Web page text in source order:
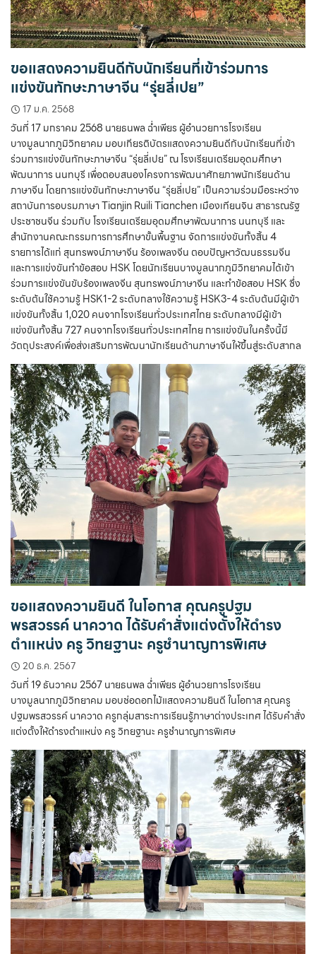
ขอแสดงความยินดีกับนักเรียนที่เข้าร่วมการ
แข่งขันทักษะภาษาจีน “รุ่ยลี่เปย”
17 ม.ค. 2568
วันที่ 17 มกราคม 2568 นายธนพล ฉ่ำเพียร ผู้อำนวยการโรงเรียน
บางมูลนากภูมิวิทยาคม มอบเกียรติบัตรแสดงความยินดีกับนักเรียนที่เข้า
ร่วมการแข่งขันทักษะภาษาจีน “รุ่ยลี่เปย” ณ โรงเรียนเตรียมอุดมศึกษา
พัฒนาการ นนทบุรี เพื่อตอบสนองโครงการพัฒนาศักยภาพนักเรียนด้าน
ภาษาจีน โดยการแข่งขันทักษะภาษาจีน “รุ่ยลี่เปย” เป็นความร่วมมือระหว่าง
สถาบันการอบรมภาษา Tianjin Ruili Tianchen เมืองเทียนจิน สาธารณรัฐ
ประชาชนจีน ร่วมกับ โรงเรียนเตรียมอุดมศึกษาพัฒนาการ นนทบุรี และ
สำนักงานคณะกรรมการการศึกษาขั้นพื้นฐาน จัดการแข่งขันทั้งสิ้น 4
รายการได้แก่ สุนทรพจน์ภาษาจีน ร้องเพลงจีน ตอบปัญหาวัฒนธรรมจีน
และการแข่งขันทำข้อสอบ HSK โดยนักเรียนบางมูลนากภูมิวิทยาคมได้เข้า
ร่วมการแข่งขันขับร้องเพลงจีน สุนทรพจน์ภาษาจีน และทำข้อสอบ HSK ซึ่ง
ระดับต้นใช้ความรู้ HSK1-2 ระดับกลางใช้ความรู้ HSK3-4 ระดับต้นมีผู้เข้า
แข่งขันทั้งสิ้น 1,020 คนจากโรงเรียนทั่วประเทศไทย ระดับกลางมีผู้เข้า
แข่งขันทั้งสิ้น 727 คนจากโรงเรียนทั่วประเทศไทย การแข่งขันในครั้งนี้มี
วัตถุประสงค์เพื่อส่งเสริมการพัฒนานักเรียนด้านภาษาจีนให้ขึ้นสู่ระดับสากล
ขอแสดงความยินดี ในโอกาส คุณครูปฐม
พรสวรรค์ นาควาด ได้รับคำสั่งแต่งตั้งให้ดำรง
ตำแหน่ง ครู วิทยฐานะ ครูชำนาญการพิเศษ
20 ธ.ค. 2567
วันที่ 19 ธันวาคม 2567 นายธนพล ฉ่ำเพียร ผู้อำนวยการโรงเรียน
บางมูลนากภูมิวิทยาคม มอบช่อดอกไม้แสดงความยินดี ในโอกาส คุณครู
ปฐมพรสวรรค์ นาควาด ครูกลุ่มสาระการเรียนรู้ภาษาต่างประเทศ ได้รับคำสั่ง
แต่งตั้งให้ดำรงตำแหน่ง ครู วิทยฐานะ ครูชำนาญการพิเศษ